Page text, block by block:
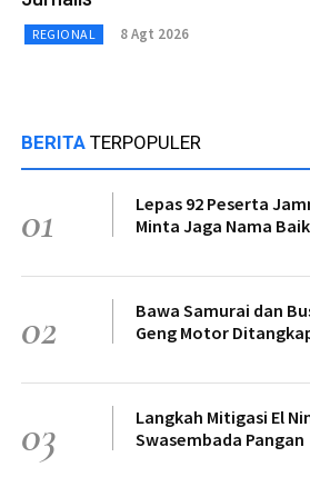
REGIONAL 8 Agt 2026
BERITA TERPOPULER
01
Lepas 92 Peserta
Minta Jaga Nama
02
Bawa Samurai dan
Geng Motor
03
Langkah Mitigasi El
Swasembada Pangan